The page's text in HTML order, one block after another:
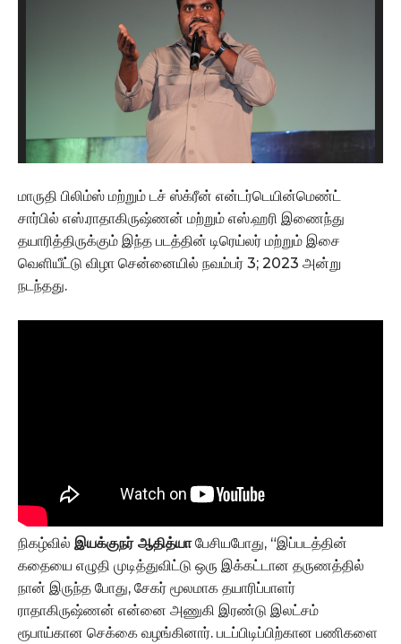
மாருதி பிலிம்ஸ் மற்றும் டச் ஸ்க்ரீன் என்டர்டெயின்மெண்ட்
சார்பில் எஸ்.ராதாகிருஷ்ணன் மற்றும் எஸ்.ஹரி இணைந்து
தயாரித்திருக்கும் இந்த படத்தின் டிரெய்லர் மற்றும் இசை
வெளியீட்டு விழா சென்னையில் நவம்பர் 3; 2023 அன்று
நடந்தது.
நிகழ்வில் இயக்குநர் ஆதித்யாபேசியபோது, “இப்படத்தின்
கதையை எழுதி முடித்துவிட்டு ஒரு இக்கட்டான தருணத்தில்
நான் இருந்த போது, சேகர் மூலமாக தயாரிப்பாளர்
ராதாகிருஷ்ணன் என்னை அணுகி இரண்டு இலட்சம்
ரூபாய்கான செக்கை வழங்கினார். படப்பிடிப்பிற்கான பணிகளை